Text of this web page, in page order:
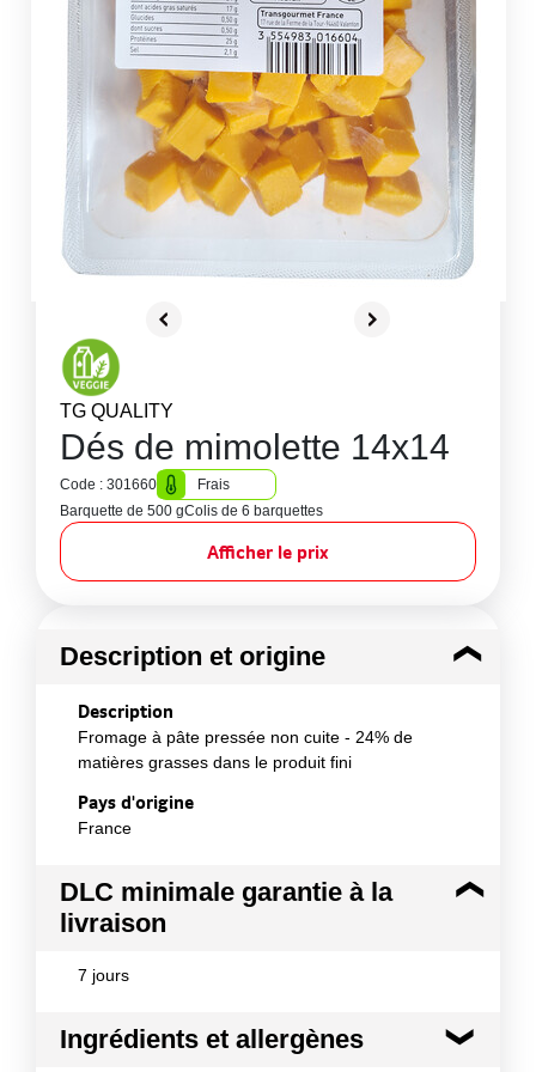
TG QUALITY
Dés de mimolette 14x14
Code : 301660
Frais
Barquette de 500 gColis de 6 barquettes
Afficher le prix
Description et origine
Description
Fromage à pâte pressée non cuite - 24% de
matières grasses dans le produit fini
Pays d'origine
France
DLC minimale garantie à la
livraison
7 jours
Ingrédients et allergènes